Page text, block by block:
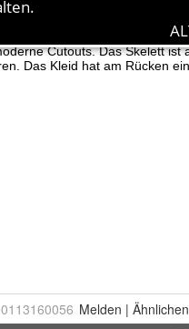
0113160056 Melden | Ähnlichen